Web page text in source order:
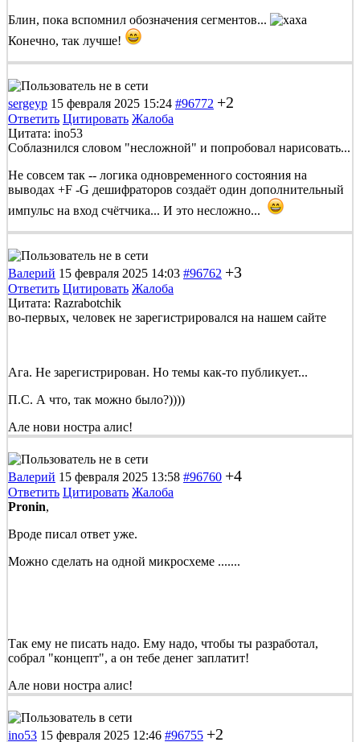
Блин, пока вспомнил обозначения сегментов...
Конечно, так лучше!
sergeyp 15 февраля 2025 15:24 #96772 +2
Ответить Цитировать Жалоба
Цитата: ino53
Соблазнился словом "несложной" и попробовал нарисовать...
Не совсем так -- логика одновременного состояния на
выводах +F -G дешифраторов создаёт один дополнительный
импульс на вход счётчика... И это несложно...
Валерий 15 февраля 2025 14:03 #96762 +3
Ответить Цитировать Жалоба
Цитата: Razrabotchik
во-первых, человек не зарегистрировался на нашем сайте
Ага. Не зарегистрирован. Но темы как-то публикует...
П.С. А что, так можно было?))))
Але нови ностра алис!
Валерий 15 февраля 2025 13:58 #96760 +4
Ответить Цитировать Жалоба
Pronin,
Вроде писал ответ уже.
Можно сделать на одной микросхеме .......
Так ему не писать надо. Ему надо, чтобы ты разработал,
собрал "концепт", а он тебе денег заплатит!
Але нови ностра алис!
ino53 15 февраля 2025 12:46 #96755 +2